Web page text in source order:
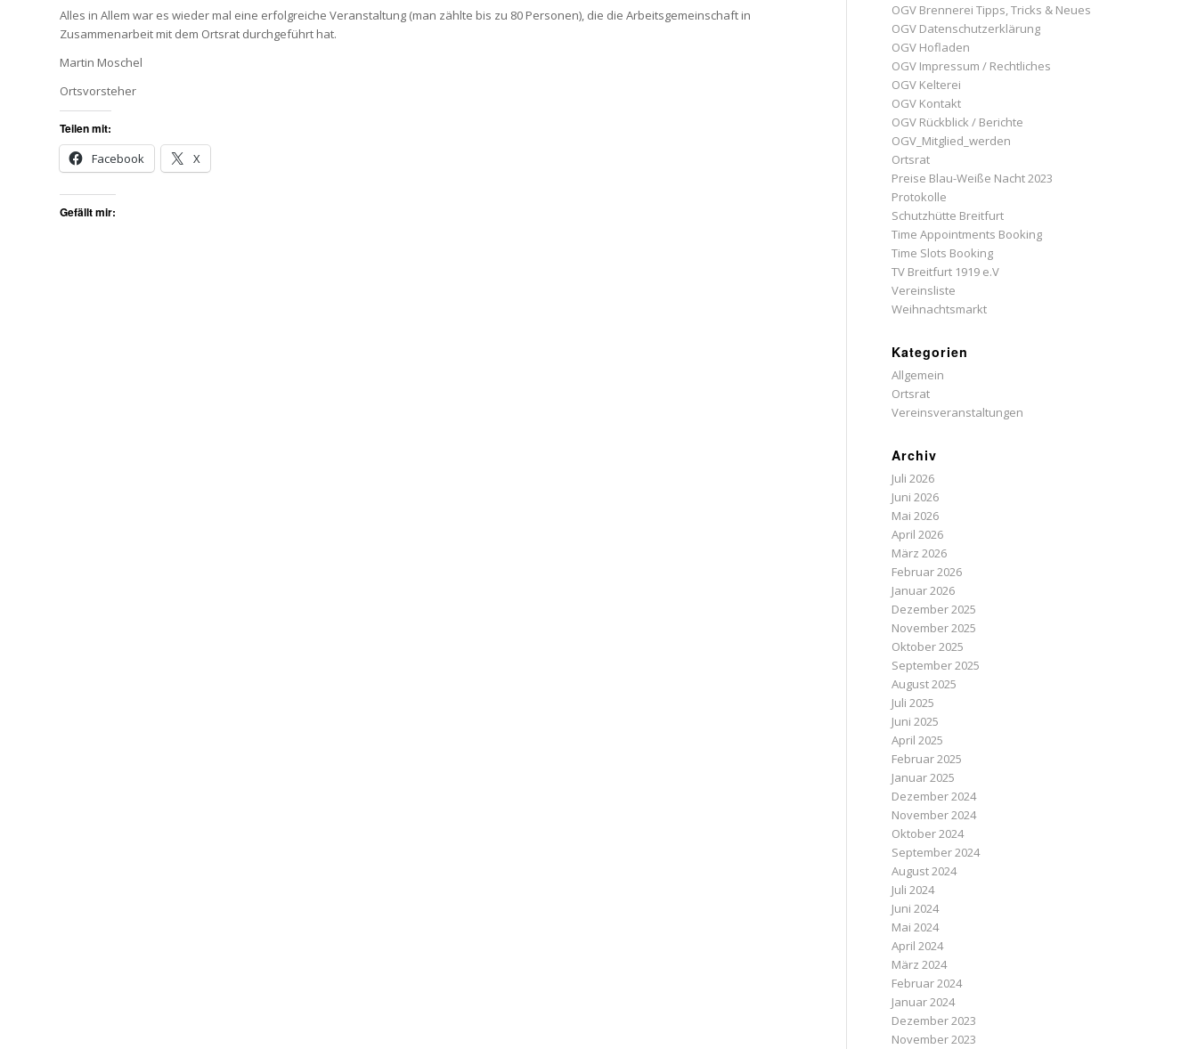
Alles in Allem war es wieder mal eine erfolgreiche Veranstaltung (man zählte bis zu 80 Personen), die die Arbeitsgemeinschaft in
Zusammenarbeit mit dem Ortsrat durchgeführt hat.
Martin Moschel
Ortsvorsteher
Teilen mit:
Facebook
X
Gefällt mir:
OGV Brennerei Tipps, Tricks & Neues
OGV Datenschutzerklärung
OGV Hofladen
OGV Impressum / Rechtliches
OGV Kelterei
OGV Kontakt
OGV Rückblick / Berichte
OGV_Mitglied_werden
Ortsrat
Preise Blau-Weiße Nacht 2023
Protokolle
Schutzhütte Breitfurt
Time Appointments Booking
Time Slots Booking
TV Breitfurt 1919 e.V
Vereinsliste
Weihnachtsmarkt
Kategorien
Allgemein
Ortsrat
Vereinsveranstaltungen
Archiv
Juli 2026
Juni 2026
Mai 2026
April 2026
März 2026
Februar 2026
Januar 2026
Dezember 2025
November 2025
Oktober 2025
September 2025
August 2025
Juli 2025
Juni 2025
April 2025
Februar 2025
Januar 2025
Dezember 2024
November 2024
Oktober 2024
September 2024
August 2024
Juli 2024
Juni 2024
Mai 2024
April 2024
März 2024
Februar 2024
Januar 2024
Dezember 2023
November 2023